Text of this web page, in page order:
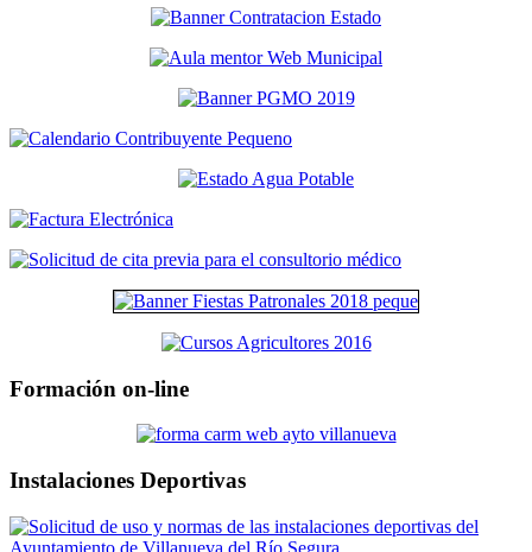
Formación on-line
Instalaciones Deportivas